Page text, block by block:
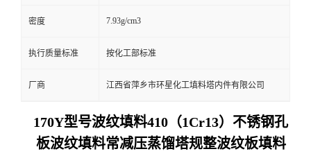
密度 7.93g/cm3
执行质量标准 按化工部标准
厂商 江西省萍乡市环星化工填料塔内件有限公司
170Y型号波纹填料410（1Cr13）不锈钢孔
板波纹填料常减压蒸馏塔规整波纹板填料